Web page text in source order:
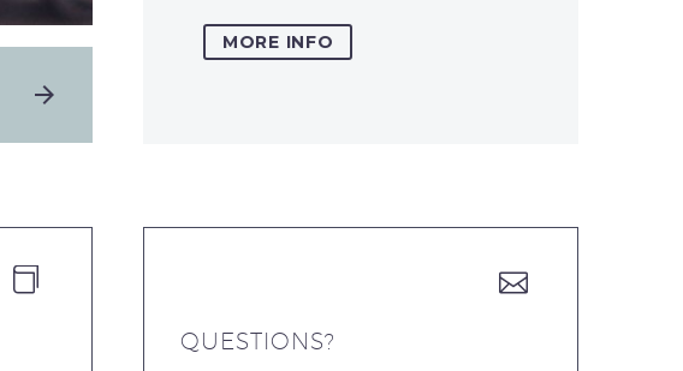
MORE INFO

 

QUESTIONS?